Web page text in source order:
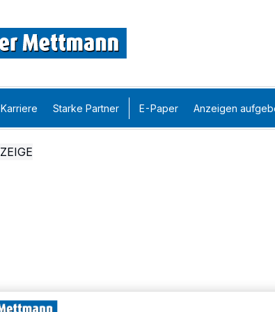
Karriere Starke Partner E-Paper Anzeigen